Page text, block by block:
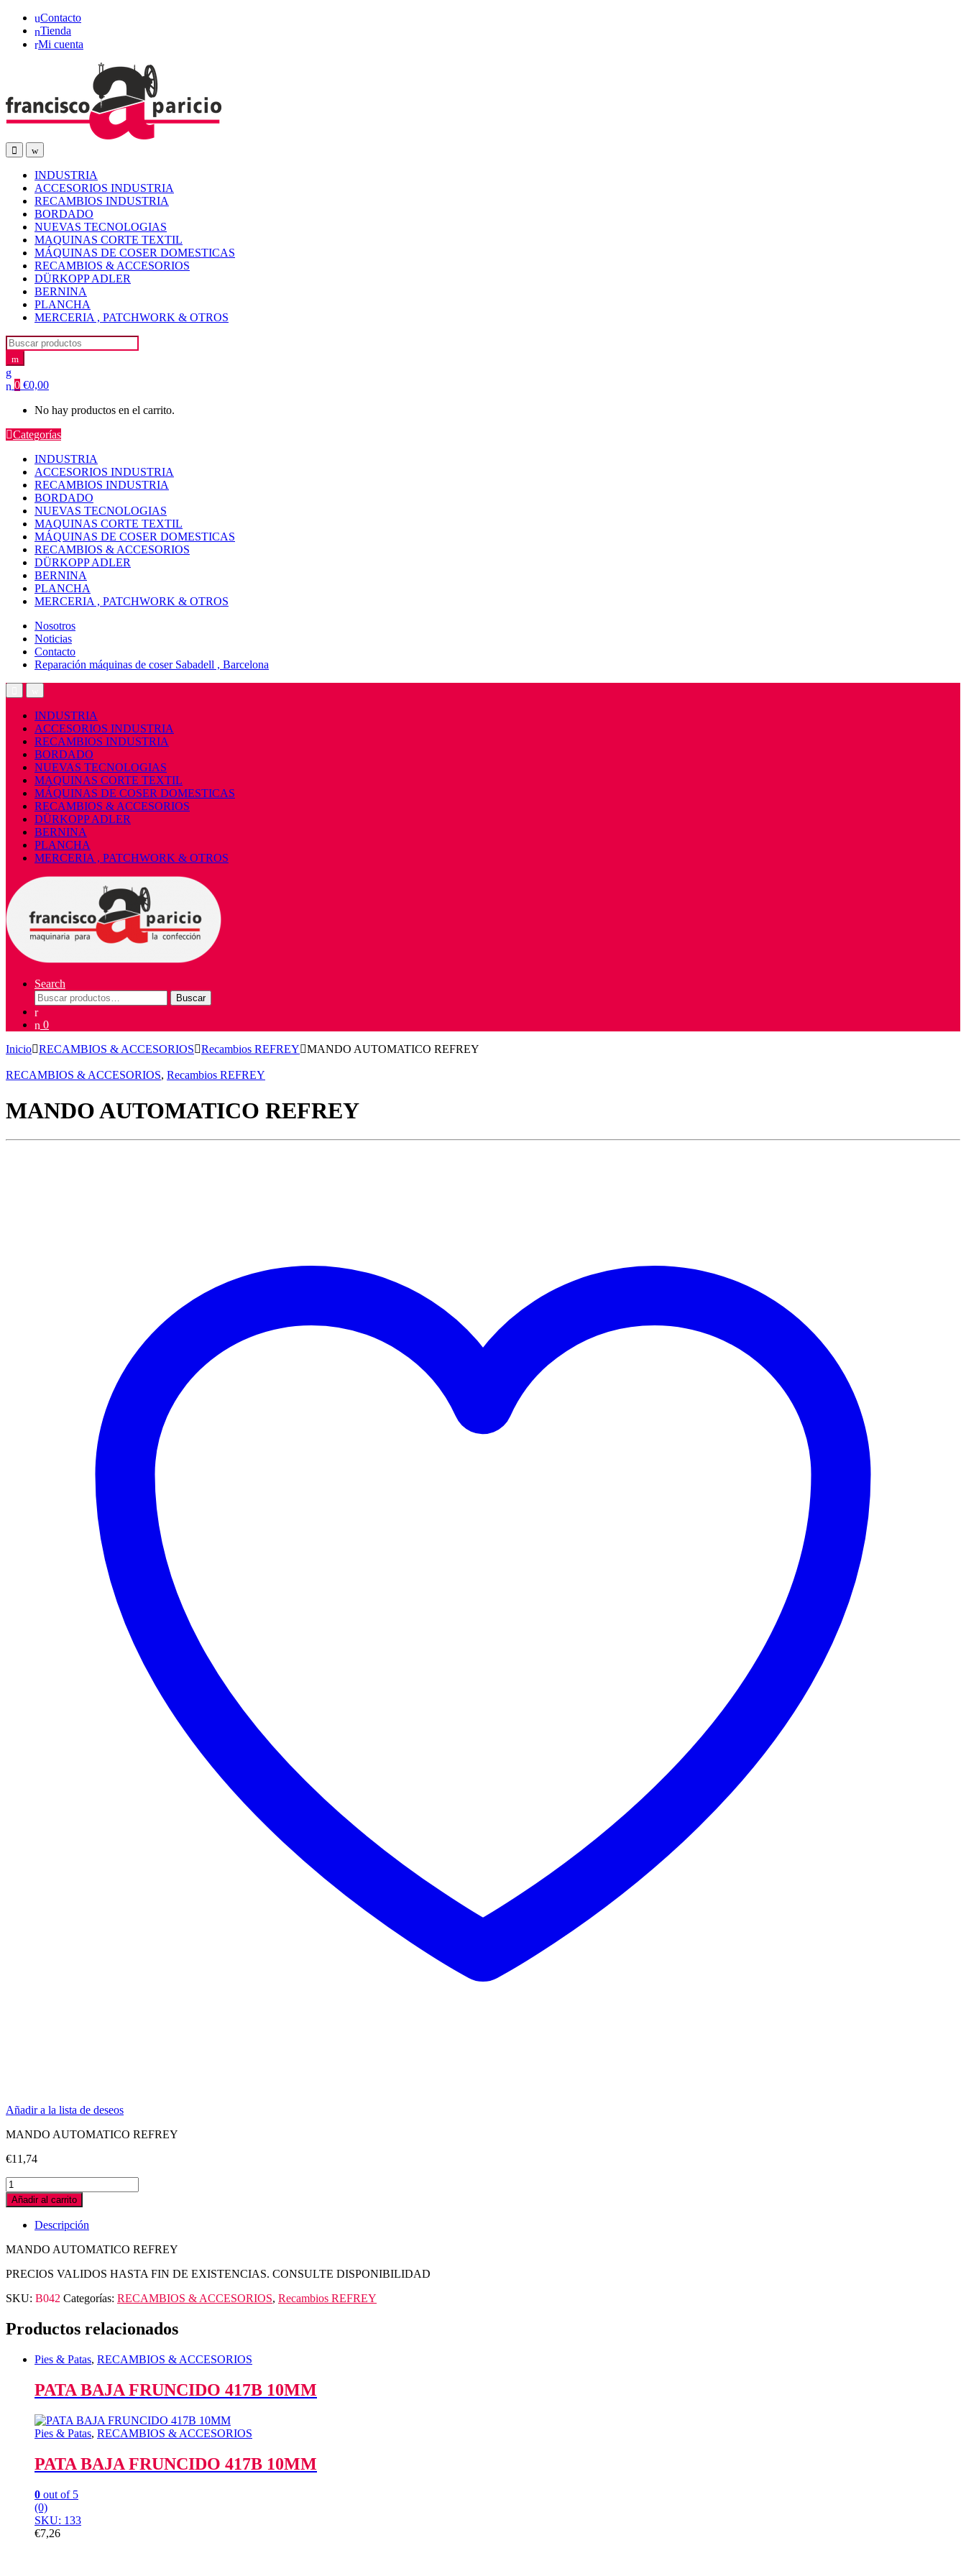
Skip
navigation
Skip
content
Contacto
Tienda
Mi cuenta
OpenClose
INDUSTRIA
ACCESORIOS INDUSTRIA
RECAMBIOS INDUSTRIA
BORDADO
NUEVAS TECNOLOGIAS
MAQUINAS CORTE TEXTIL
MÁQUINAS DE COSER DOMESTICAS
RECAMBIOS & ACCESORIOS
DÜRKOPP ADLER
BERNINA
PLANCHA
MERCERIA , PATCHWORK & OTROS
Search for:
0 €0,00
No hay productos en el carrito.
Categorías
INDUSTRIA
ACCESORIOS INDUSTRIA
RECAMBIOS INDUSTRIA
BORDADO
NUEVAS TECNOLOGIAS
MAQUINAS CORTE TEXTIL
MÁQUINAS DE COSER DOMESTICAS
RECAMBIOS & ACCESORIOS
DÜRKOPP ADLER
BERNINA
PLANCHA
MERCERIA , PATCHWORK & OTROS
Nosotros
Noticias
Contacto
Reparación máquinas de coser Sabadell , Barcelona
INDUSTRIA
ACCESORIOS INDUSTRIA
RECAMBIOS INDUSTRIA
BORDADO
NUEVAS TECNOLOGIAS
MAQUINAS CORTE TEXTIL
MÁQUINAS DE COSER DOMESTICAS
RECAMBIOS & ACCESORIOS
DÜRKOPP ADLER
BERNINA
PLANCHA
MERCERIA , PATCHWORK & OTROS
Search
Buscar
por:
Buscar
0
Inicio RECAMBIOS & ACCESORIOS Recambios REFREY MANDO AUTOMATICO REFREY
RECAMBIOS & ACCESORIOS, Recambios REFREY
MANDO AUTOMATICO REFREY
Añadir a la lista de deseos
MANDO AUTOMATICO REFREY
€11,74
MANDO
AUTOMATICO
REFREY
quantity
Añadir al carrito
Descripción
MANDO AUTOMATICO REFREY
PRECIOS VALIDOS HASTA FIN DE EXISTENCIAS. CONSULTE DISPONIBILIDAD
SKU: B042 Categorías: RECAMBIOS & ACCESORIOS, Recambios REFREY
Productos relacionados
Pies & Patas, RECAMBIOS & ACCESORIOS
PATA BAJA FRUNCIDO 417B 10MM
Pies & Patas, RECAMBIOS & ACCESORIOS
PATA BAJA FRUNCIDO 417B 10MM
0 out of 5
(0)
SKU: 133
€7,26